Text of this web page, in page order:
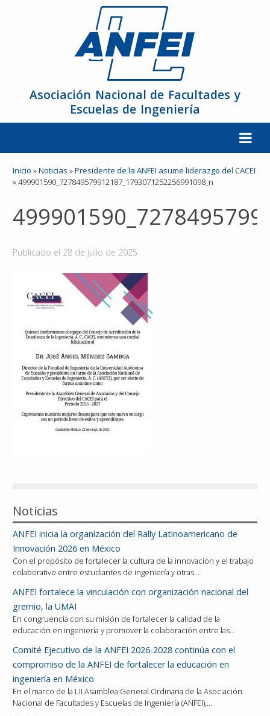
Asociación Nacional de Facultades y
Escuelas de Ingeniería
La ANFEI
Reuniones y Conferencias
Reconocimientos
Afiliación
Inicio »Noticias »Presidente de la ANFEI asume liderazgo del CACEI
»499901590_727849579912187_1793071252256991098_n
Publicado el 28 de julio de 2025
Noticias
ANFEI inicia la organización del Rally Latinoamericano de
Innovación 2026 en México
Con el propósito de fortalecer la cultura de la innovación y el trabajo
colaborativo entre estudiantes de ingeniería y otras…
ANFEI fortalece la vinculación con organización nacional del
gremio, la UMAI
En congruencia con su misión de fortalecer la calidad de la
educación en ingeniería y promover la colaboración entre las…
Comité Ejecutivo de la ANFEI 2026-2028 continúa con el
compromiso de la ANFEI de fortalecer la educación en
ingeniería en México
En el marco de la LII Asamblea General Ordinaria de la Asociación
Nacional de Facultades y Escuelas de Ingeniería (ANFEI),…